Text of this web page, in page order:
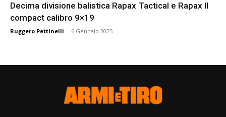
Decima divisione balistica Rapax Tactical e Rapax II
compact calibro 9×19
Ruggero Pettinelli - 6 Gennaio 2025